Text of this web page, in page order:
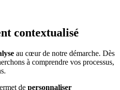
contextualisé
au cœur de notre démarche. Dès
à comprendre vos processus,
de personnaliser